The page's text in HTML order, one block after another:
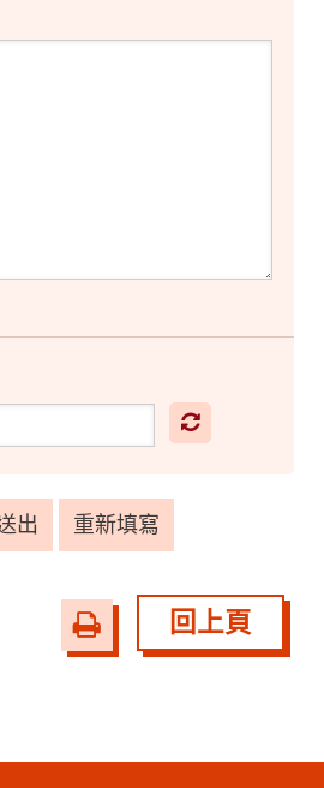
語音驗證碼 更新驗證碼
友
善
回上頁